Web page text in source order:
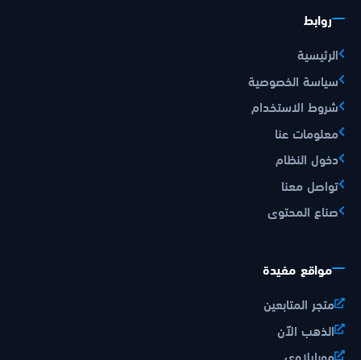
روابط
الرئيسية
سياسة الخصوصية
شروط الاستخدام
معلومات عنا
دخول النظام
تواصل معنا
صناع المحتوى
مواقع مفيدة
متجر المتابعين
الذهب الآن
موبايلاوي